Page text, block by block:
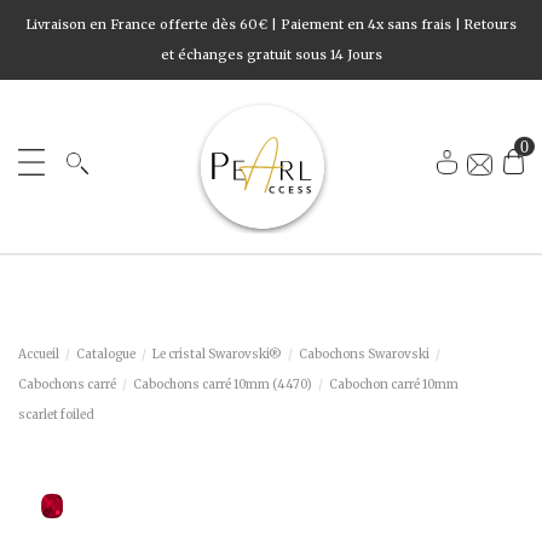
Livraison en France offerte dès 60€ | Paiement en 4x sans frais | Retours
et échanges gratuit sous 14 Jours
0
Accueil Catalogue Le cristal Swarovski®
Cabochons Swarovski
Cabochons carré
Cabochons carré 10mm (4470)
Cabochon carré 10mm
scarlet foiled